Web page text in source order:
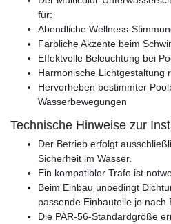
für:
Abendliche Wellness-
Farbliche Akzente beim
Effektvolle Beleuchtung bei
Harmonische Lichtgestaltung
Hervorheben bestimmter
Wasserbewegungen
Technische Hinweise zur
Der Betrieb erfolgt
Sicherheit im Wasser.
Ein kompatibler Trafo ist
Beim Einbau unbedingt
passende Einbauteile je nach
Die PAR-56-Standardgröße